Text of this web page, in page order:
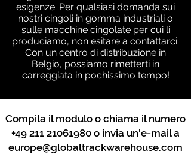
esigenze. Per qualsiasi domanda sui
nostri cingoli in gomma industriali o
sulle macchine cingolate per cui li
produciamo, non esitare a contattarci.
Con un centro di distribuzione in
Belgio, possiamo rimetterti in
carreggiata in pochissimo tempo!
Compila il modulo o chiama il numero
+49 211 21061980 o invia un'e-mail a
europe@globaltrackwarehouse.com